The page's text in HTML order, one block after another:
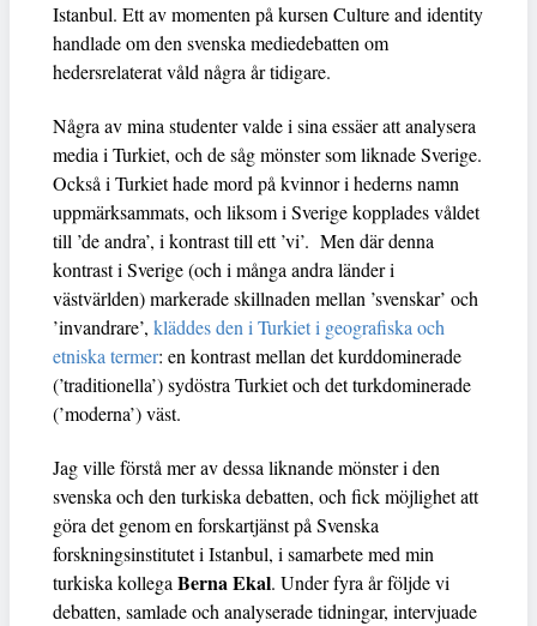
Istanbul. Ett av momenten på kursen Culture and identity
handlade om den svenska mediedebatten om
hedersrelaterat våld några år tidigare.
Några av mina studenter valde i sina essäer att analysera
media i Turkiet, och de såg mönster som liknade Sverige.
Också i Turkiet hade mord på kvinnor i hederns namn
uppmärksammats, och liksom i Sverige kopplades våldet
till ’de andra’, i kontrast till ett ’vi’. Men där denna
kontrast i Sverige (och i många andra länder i
västvärlden) markerade skillnaden mellan ’svenskar’ och
’invandrare’, kläddes den i Turkiet i geografiska och
etniska termer: en kontrast mellan det kurddominerade
(’traditionella’) sydöstra Turkiet och det turkdominerade
(’moderna’) väst.
Jag ville förstå mer av dessa liknande mönster i den
svenska och den turkiska debatten, och fick möjlighet att
göra det genom en forskartjänst på Svenska
forskningsinstitutet i Istanbul, i samarbete med min
turkiska kollegaBerna Ekal. Under fyra år följde vi
debatten, samlade och analyserade tidningar, intervjuade